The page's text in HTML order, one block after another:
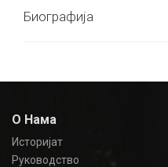
Биографија
О Нама
Историјат
Руководство